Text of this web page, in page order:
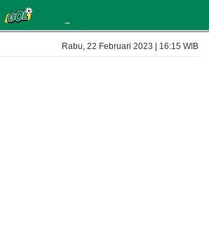
Rabu, 22 Februari 2023 | 16:15 WIB